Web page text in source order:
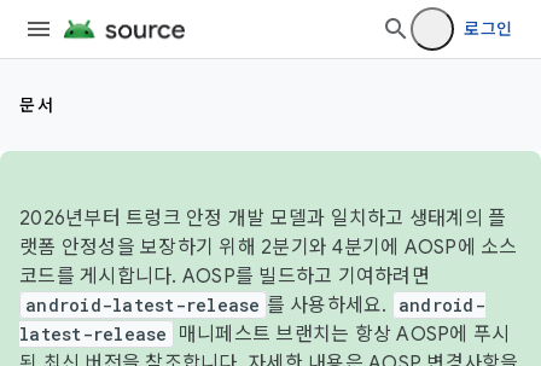
로그인
문서
2026년부터 트렁크 안정 개발 모델과 일치하고 생태계의 플
랫폼 안정성을 보장하기 위해 2분기와 4분기에 AOSP에 소스
코드를 게시합니다. AOSP를 빌드하고 기여하려면
android-latest-release 를 사용하세요.
android-
latest-release
매니페스트 브랜치는 항상 AOSP에 푸시